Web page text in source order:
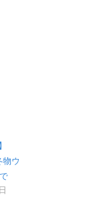
物ウ